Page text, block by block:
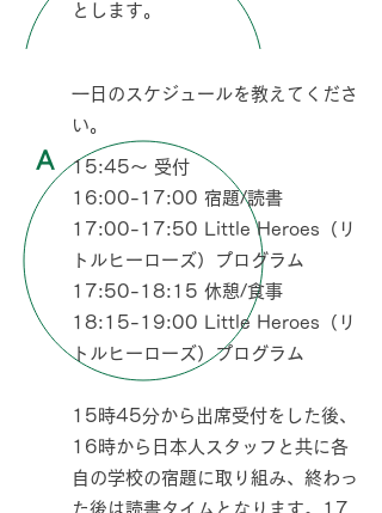
とします。
A
一日のスケジュールを教えてくださ
い。
15:45～ 受付
16:00-17:00 宿題/読書
17:00-17:50 Little Heroes（リ
トルヒーローズ）プログラム
17:50-18:15 休憩/食事
18:15-19:00 Little Heroes（リ
トルヒーローズ）プログラム
15時45分から出席受付をした後、
16時から日本人スタッフと共に各
自の学校の宿題に取り組み、終わっ
た後は読書タイムとなります。17